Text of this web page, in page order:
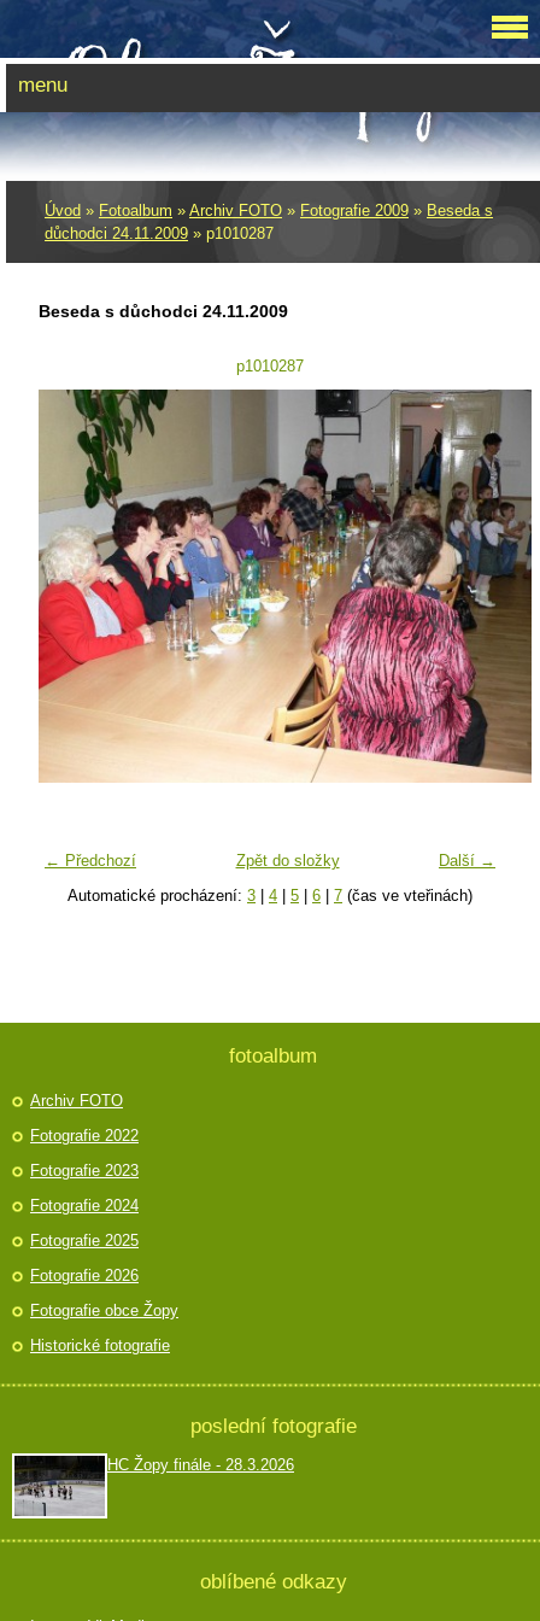
Úvod » Fotoalbum » Archiv FOTO » Fotografie 2009 » Beseda s
důchodci 24.11.2009 » p1010287
Beseda s důchodci 24.11.2009
p1010287
← Předchozí Další →
Zpět do složky
Automatické procházení: 3 | 4 | 5 | 6 | 7 (čas ve vteřinách)
menu
fotoalbum
Archiv FOTO
Fotografie 2022
Fotografie 2023
Fotografie 2024
Fotografie 2025
Fotografie 2026
Fotografie obce Žopy
Historické fotografie
poslední fotografie
HC Žopy finále - 28.3.2026
oblíbené odkazy